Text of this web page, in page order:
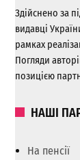
Здійснено за
видавці
рамках
Погляди
позицією
НАШІ
На пенсії